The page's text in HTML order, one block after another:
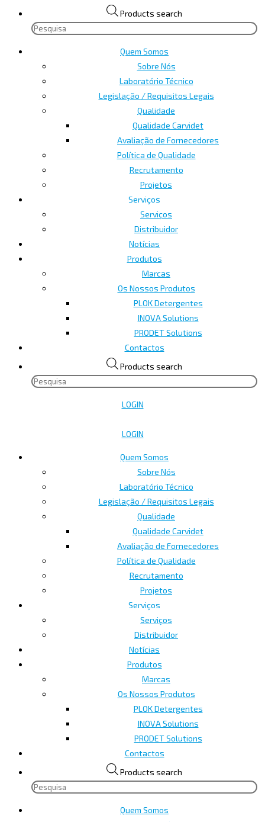
Products search
Quem Somos
Sobre Nós
Laboratório Técnico
Legislação / Requisitos Legais
Qualidade
Qualidade Carvidet
Avaliação de Fornecedores
Política de Qualidade
Recrutamento
Projetos
Serviços
Serviços
Distribuidor
Notícias
Produtos
Marcas
Os Nossos Produtos
PLOK Detergentes
INOVA Solutions
PRODET Solutions
Contactos
Products search
LOGIN
LOGIN
Quem Somos
Sobre Nós
Laboratório Técnico
Legislação / Requisitos Legais
Qualidade
Qualidade Carvidet
Avaliação de Fornecedores
Política de Qualidade
Recrutamento
Projetos
Serviços
Serviços
Distribuidor
Notícias
Produtos
Marcas
Os Nossos Produtos
PLOK Detergentes
INOVA Solutions
PRODET Solutions
Contactos
Products search
Quem Somos